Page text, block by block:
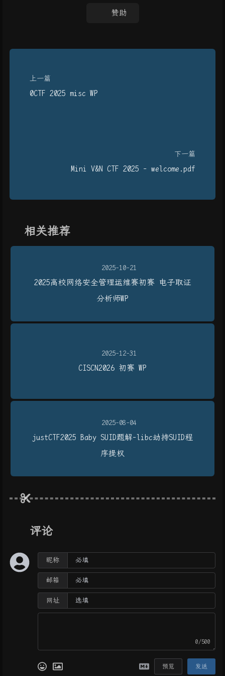
赞助
上一篇
0CTF 2025 misc WP
下一篇
Mini V&N CTF 2025 - welcome.pdf
相关推荐
2025-10-21
2025高校网络安全管理运维赛初赛 电子取证
分析师WP
2025-12-31
CISCN2026 初赛 WP
2025-08-04
justCTF2025 Baby SUID题解-libc劫持SUID程
序提权
评论
昵称
邮箱
网址
0/500
预览 发送